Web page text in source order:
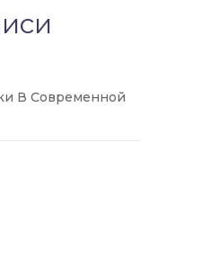
В Современной